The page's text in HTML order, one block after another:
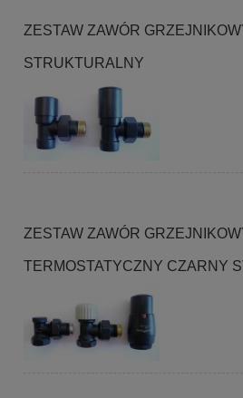
ZESTAW ZAWÓR
STRUKTURALNY
ZESTAW ZAWÓR
TERMOSTATYCZNY CZARNY